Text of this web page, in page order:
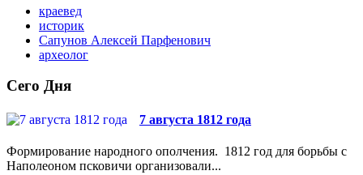
краевед
историк
Сапунов Алексей Парфенович
археолог
Сего Дня
7 августа 1812 года
Формирование народного ополчения. 1812 год для борьбы с
Наполеоном псковичи организовали...